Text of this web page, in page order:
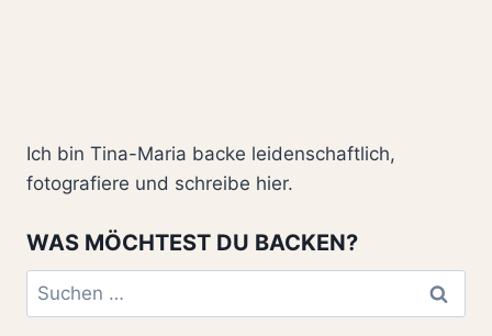
Ich bin Tina-Maria backe leidenschaftlich,
fotografiere und schreibe hier.
WAS MÖCHTEST DU BACKEN?
Suchen
nach: